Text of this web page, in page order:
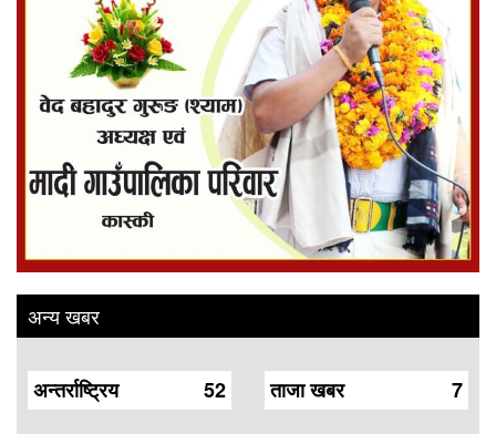
अन्य खबर
52
अन्तर्राष्ट्रिय 7
ताजा खबर